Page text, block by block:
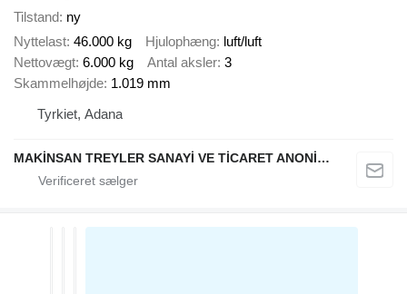
Tilstand ny
Nyttelast 46.000 kg Hjulophæng luft/luft
Nettovægt 6.000 kg Antal aksler 3
Skammelhøjde 1.019 mm
Tyrkiet, Adana
MAKİNSAN TREYLER SANAYİ VE TİCARET ANONİM ŞİRKETİ